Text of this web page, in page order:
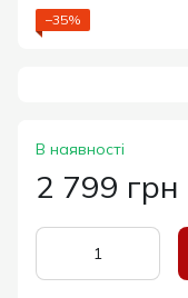
−35%
В наявності
2 799 грн